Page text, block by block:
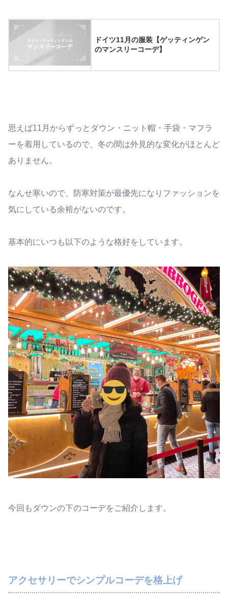
ドイツ11月の服装【ゲッティンゲン
のマンスリーコーデ】
思えば11月からずっとダウン・ニット帽・手袋・マフラ
ーを着用しているので、冬の間は外見的な変化がほとんど
ありません。
なんせ寒いので、防寒対策が最優先になりファッションを
気にしている余裕がないのです。
基本的にいつも以下のような格好をしています。
今回もダウンの下のコーデをご紹介します。
アクセサリーでシンプルコーデを格上げ